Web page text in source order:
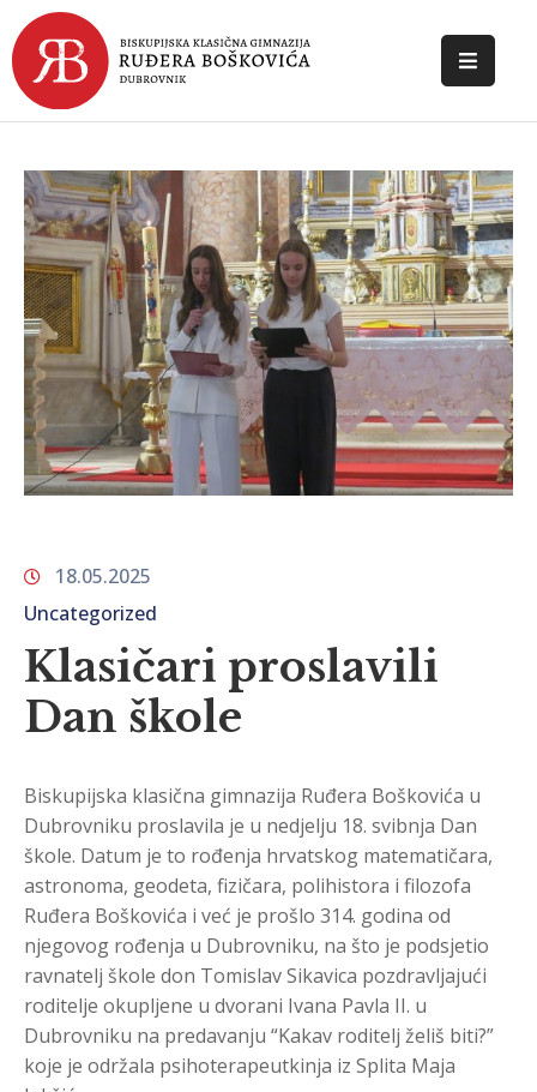
POČETNA
ŠKOLI
DOKUMENTI
NOVOSTI
KONTAKT
18.05.2025
Uncategorized
Klasičari proslavili
Dan škole
Biskupijska klasična gimnazija Ruđera Boškovića u
Dubrovniku proslavila je u nedjelju 18. svibnja Dan
škole. Datum je to rođenja hrvatskog matematičara,
astronoma, geodeta, fizičara, polihistora i filozofa
Ruđera Boškovića i već je prošlo 314. godina od
njegovog rođenja u Dubrovniku, na što je podsjetio
ravnatelj škole don Tomislav Sikavica pozdravljajući
roditelje okupljene u dvorani Ivana Pavla II. u
Dubrovniku na predavanju “Kakav roditelj želiš biti?”
koje je održala psihoterapeutkinja iz Splita Maja